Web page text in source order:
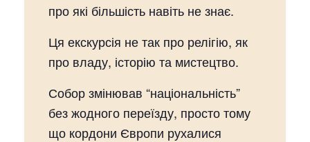
про які більшість навіть не знає.
Ця екскурсія не так про релігію, як
про владу, історію та мистецтво.
Собор змінював “національність”
без жодного переїзду, просто тому
що кордони Європи рухалися